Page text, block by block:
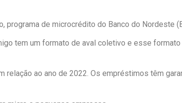
de microcrédito do Banco do Nordeste
tem um formato de aval coletivo e esse
ao ano de 2022. Os empréstimos têm